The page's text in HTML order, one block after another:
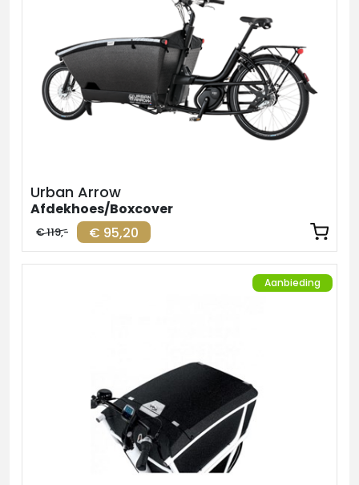
Urban Arrow
Afdekhoes/Boxcover
€ 95,20
€ 119,-
Aanbieding